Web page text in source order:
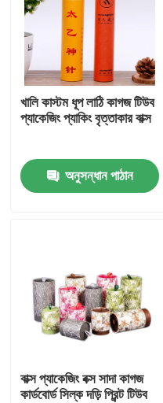
ভিডিও
আমাদের সম্পর্কে
মান নিয়ন্ত্রণ
উদ্ধৃতির জন্য আবেদন
কার্ডবোর্ড পেপার গিফট বক্স
কার্ডবোর্ড টিউব উপহার বাক্স
খালি কাস্টম ধূপ লাঠি কাগজ টিউব
প্যাকেজিং প্যাকিং বৃত্তাকার বাক্স
অনুসন্ধান পাঠান
বাক্স প্যাকেজিং বক্স সাদা কাগজ
কার্ডবোর্ড সিল্ক দড়ি প্রিন্ট টিউব